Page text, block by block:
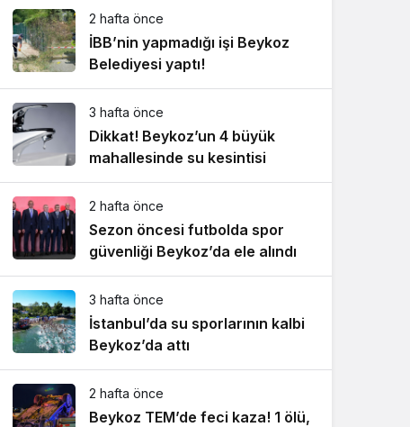
2 hafta önce
İBB’nin yapmadığı işi Beykoz
Belediyesi yaptı!
3 hafta önce
Dikkat! Beykoz’un 4 büyük
mahallesinde su kesintisi
2 hafta önce
Sezon öncesi futbolda spor
güvenliği Beykoz’da ele alındı
3 hafta önce
İstanbul’da su sporlarının kalbi
Beykoz’da attı
2 hafta önce
Beykoz TEM’de feci kaza! 1 ölü,